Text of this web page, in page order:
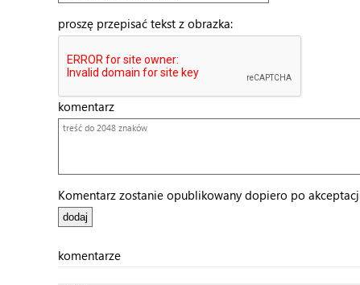
proszę przepisać tekst z obrazka:
komentarz
Komentarz zostanie opublikowany dopiero po
komentarze